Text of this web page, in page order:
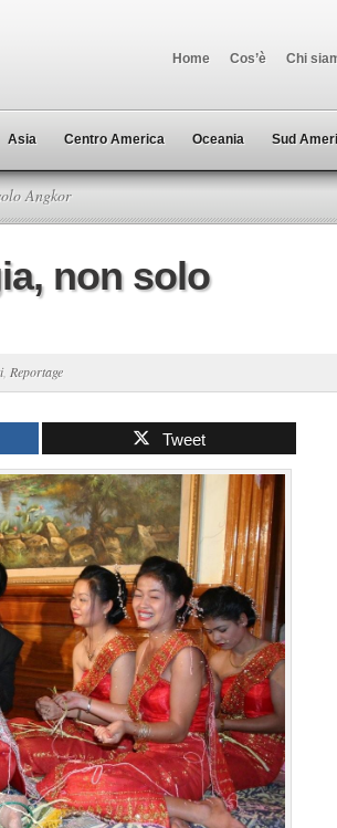
Home Cos’è Chi
Asia Centro America Oceania Sud
Angkor
non solo
, Reportage
Tweet